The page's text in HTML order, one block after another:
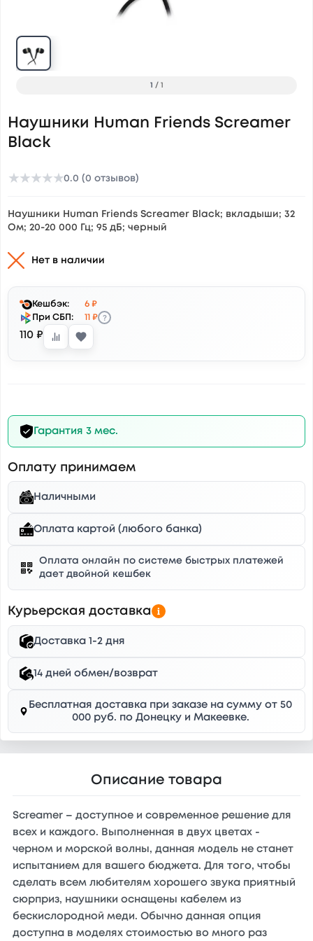
1 / 1
Наушники Human Friends Screamer
Black
★★★★★0.0 (0 отзывов)
Наушники Human Friends Screamer Black; вкладыши; 32
Ом; 20-20 000 Гц; 95 дБ; черный
Нет в наличии
Кешбэк:
6 ₽
При СБП:
11 ₽ ?
110 ₽
Гарантия 3 мес.
Оплату принимаем
Наличными
Оплата картой (любого банка)
Оплата онлайн по системе быстрых платежей
дает двойной кешбек
Курьерская доставка
Доставка 1-2 дня
14 дней обмен/возврат
Бесплатная доставка при заказе на сумму от 50
000 руб. по Донецку и Макеевке.
Описание товара
Screamer – доступное и современное решение для
всех и каждого. Выполненная в двух цветах -
черном и морской волны, данная модель не станет
испытанием для вашего бюджета. Для того, чтобы
сделать всем любителям хорошего звука приятный
сюрприз, наушники оснащены кабелем из
бескислородной меди. Обычно данная опция
доступна в моделях стоимостью во много раз